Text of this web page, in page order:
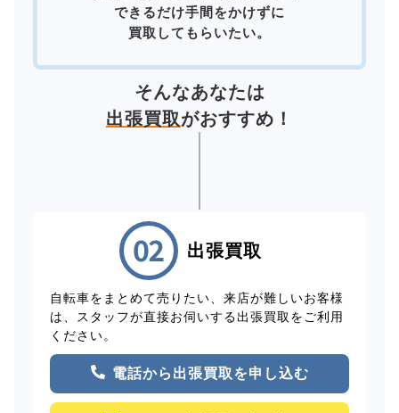
できるだけ手間をかけずに
買取してもらいたい。
そんなあなたは
出張買取がおすすめ！
出張買取
自転車をまとめて売りたい、来店が難しいお客様
は、スタッフが直接お伺いする出張買取をご利用
ください。
電話から出張買取を申し込む